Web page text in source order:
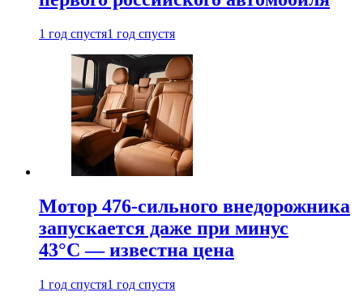
1 год спустя1 год спустя
Мотор 476-сильного внедорожника
запускается даже при минус
43°С — известна цена
1 год спустя1 год спустя